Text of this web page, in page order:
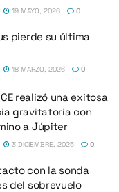
19 MAYO, 2026 0
pierde su última
18 MARZO, 2026 0
realizó una exitosa
gravitatoria con
a Júpiter
3 DICIEMBRE, 2025 0
con la sonda
del sobrevuelo